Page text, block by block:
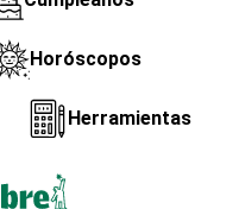
Horóscopos
Herramientas